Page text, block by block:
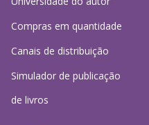
Compras em quantidade
Canais de distribuição
Simulador de publicação
de livros